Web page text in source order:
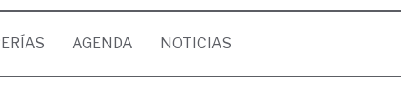
AGENDA NOTICIAS